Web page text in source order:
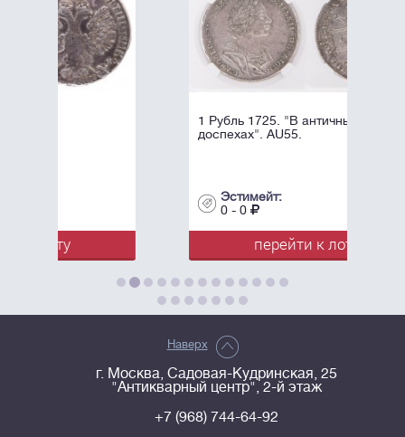
1 Рубль 1725. "В античных
доспехах". AU55.
перейти к лоту
Наверх
г. Москва, Садовая-Кудринская, 25
"Антикварный центр", 2-й этаж
+7 (968) 744-64-92